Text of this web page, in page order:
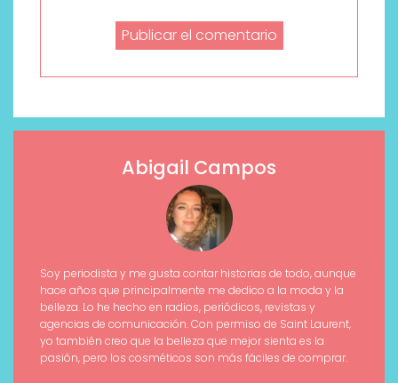
Abigail Campos
Soy periodista y me gusta contar historias de todo, aunque
hace años que principalmente me dedico a la moda y la
belleza. Lo he hecho en radios, periódicos, revistas y
agencias de comunicación. Con permiso de Saint Laurent,
yo también creo que la belleza que mejor sienta es la
pasión, pero los cosméticos son más fáciles de comprar.